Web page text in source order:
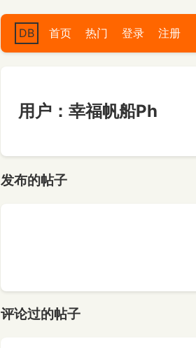
DB 首页 热门 登录 注册
用户：幸福帆船Ph
发布的帖子
评论过的帖子